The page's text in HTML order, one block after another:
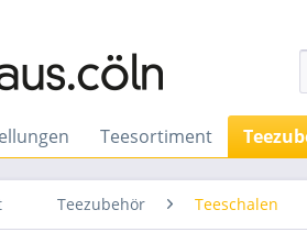
Teesortiment
Teezubehör Teeschalen